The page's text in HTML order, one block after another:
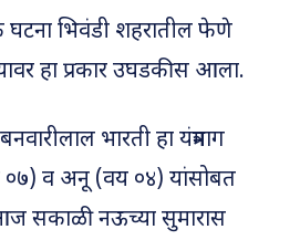
भिवंडी शहरातील फेणे
हा प्रकार उघडकीस आला.
भारती हा यंत्रमाग
०७) व अनू (वय ०४) यांसोबत
आज सकाळी नऊच्या सुमारास